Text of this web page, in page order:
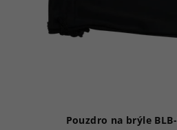
Pouzdro na brýle